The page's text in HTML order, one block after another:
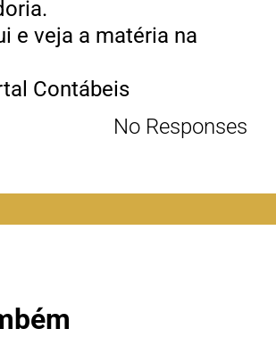
e veja a matéria na
Contábeis
No Responses